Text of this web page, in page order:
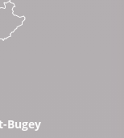
Bugey